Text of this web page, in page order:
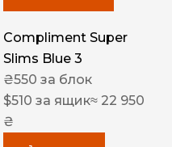
Compliment Super
Slims Blue 3
₴550 за блок
$510 за ящик≈ 22 950
₴